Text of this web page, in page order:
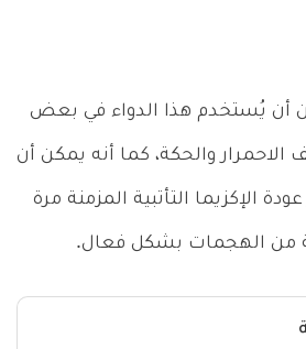
أن يُستخدم هذا الدواء في بعض
الاحمرار والحكة، كما أنه يمكن أن
الإكزيما التأتبية المزمنة مرة
من الهجمات بشكل فعال.